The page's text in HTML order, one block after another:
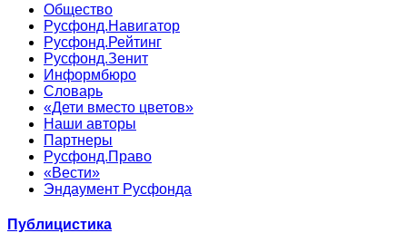
Общество
Русфонд.Навигатор
Русфонд.Рейтинг
Русфонд.Зенит
Информбюро
Словарь
«Дети вместо цветов»
Наши авторы
Партнеры
Русфонд.Право
«Вести»
Эндаумент Русфонда
Публицистика